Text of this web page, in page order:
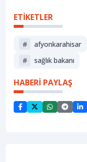
ETİKETLER
# afyonkarahisar
#
sağlık bakanı
HABERİ PAYLAŞ